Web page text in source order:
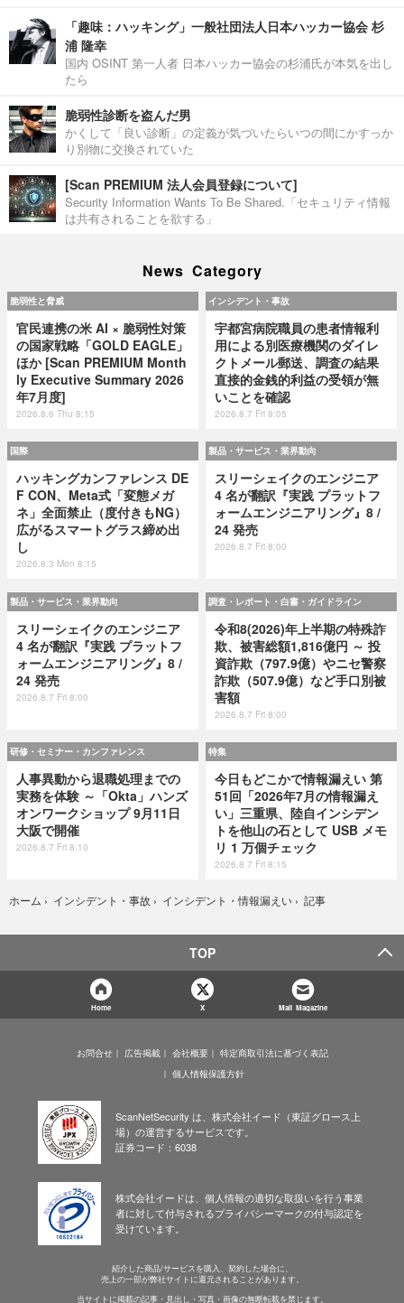
「趣味：ハッキング」一般社団法人日本ハッカー協会 杉
浦 隆幸
国内 OSINT 第一人者 日本ハッカー協会の杉浦氏が本気を出し
たら
脆弱性診断を盗んだ男
かくして「良い診断」の定義が気づいたらいつの間にかすっか
り別物に交換されていた
[Scan PREMIUM 法人会員登録について]
Security Information Wants To Be Shared.「セキュリティ情報
は共有されることを欲する」
News Category
脆弱性と脅威
官民連携の米 AI × 脆弱性対策
の国家戦略「GOLD EAGLE」
ほか [Scan PREMIUM Month
ly Executive Summary 2026
年7月度]
2026.8.6 Thu 8:15
インシデント・事故
宇都宮病院職員の患者情報利
用による別医療機関のダイレ
クトメール郵送、調査の結果
直接的金銭的利益の受領が無
いことを確認
2026.8.7 Fri 8:05
国際
ハッキングカンファレンス DE
F CON、Meta式「変態メガ
ネ」全面禁止（度付きもNG）
広がるスマートグラス締め出
し
2026.8.3 Mon 8:15
製品・サービス・業界動向
スリーシェイクのエンジニア
4 名が翻訳『実践 プラットフ
ォームエンジニアリング』8 /
24 発売
2026.8.7 Fri 8:00
製品・サービス・業界動向
スリーシェイクのエンジニア
4 名が翻訳『実践 プラットフ
ォームエンジニアリング』8 /
24 発売
2026.8.7 Fri 8:00
調査・レポート・白書・ガイドライン
令和8(2026)年上半期の特殊詐
欺、被害総額1,816億円 ～ 投
資詐欺（797.9億）やニセ警察
詐欺（507.9億）など手口別被
害額
2026.8.7 Fri 8:00
研修・セミナー・カンファレンス
人事異動から退職処理までの
実務を体験 ～「Okta」ハンズ
オンワークショップ 9月11日
大阪で開催
2026.8.7 Fri 8:10
特集
今日もどこかで情報漏えい 第
51回「2026年7月の情報漏え
い」三重県、陸自インシデン
トを他山の石として USB メモ
リ 1 万個チェック
2026.8.7 Fri 8:15
ホーム › インシデント・事故 › インシデント・情報漏えい › 記事
TOP
Home X Mail Magazine
お問合せ 広告掲載 会社概要
特定商取引法に基づく表記
個人情報保護方針
ScanNetSecurity は、株式会社イード（東証グロース上
場）の運営するサービスです。
証券コード：6038
株式会社イードは、個人情報の適切な取扱いを行う事業
者に対して付与されるプライバシーマークの付与認定を
受けています。
紹介した商品/サービスを購入、契約した場合に、
売上の一部が弊社サイトに還元されることがあります。
当サイトに掲載の記事・見出し・写真・画像の無断転載を禁じます。